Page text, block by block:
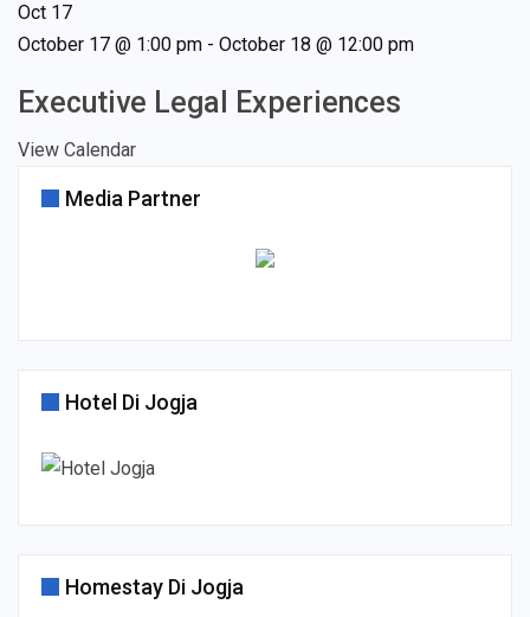
Oct 17
October 17 @ 1:00 pm - October 18 @ 12:00 pm
Executive Legal Experiences
View Calendar
Media Partner
Hotel Di Jogja
Homestay Di Jogja